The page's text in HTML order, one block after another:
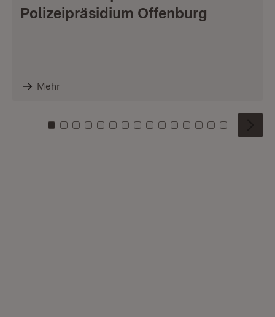
Polizeipräsidium Offenburg
Mehr
Zu Kachel: 0
Zu Kachel: 1
Zu Kachel: 2
Zu Kachel: 3
Zu Kachel: 4
Zu Kachel: 5
Zu Kachel: 6
Zu Kachel: 7
Zu Kachel: 8
Zu Kachel: 9
Zu Kachel: 10
Zu Kachel: 11
Zu Kachel: 12
Zu Kachel:
Zu